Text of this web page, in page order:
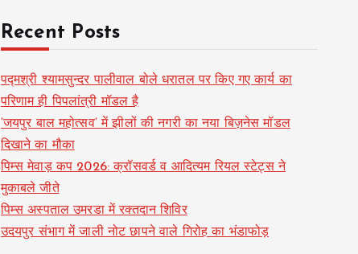
Recent Posts
पद्मश्री श्यामसुन्दर पालीवाल बोले धरातल पर किए गए कार्य का
परिणाम ही पिपलांत्री मॉडल है
‘जयपुर बाल महोत्सव’ में झीलों की नगरी का नया बिज़नेस मॉडल
दिखाने का मौका
पिम्स मेवाड़ कप 2026: क्रॉसवर्ड व आदित्यम रियल स्टेट्स ने
मुकाबले जीते
पिम्स अस्पताल उमरडा में रक्तदान शिविर
उदयपुर संभाग में जाली नोट छापने वाले गिरोह का भंडाफोड़